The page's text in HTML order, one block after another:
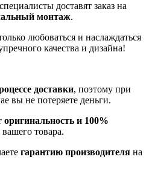
доставят заказ на
монтаж.
любоваться и наслаждаться
качества и дизайна!
доставки, поэтому при
вы не потеряете деньги.
оригинальность и 100%
вашего товара.
гарантию производителя на